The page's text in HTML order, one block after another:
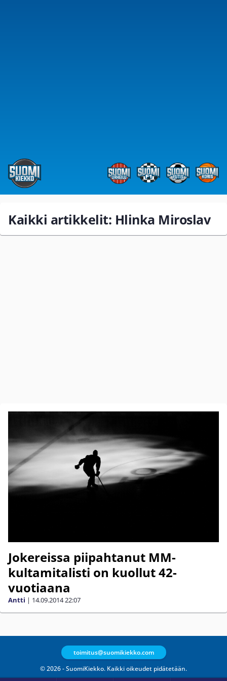
Kaikki artikkelit: Hlinka Miroslav
Jokereissa piipahtanut MM-
kultamitalisti on kuollut 42-
vuotiaana
Antti | 14.09.201422:07
© 2026 - SuomiKiekko. Kaikki oikeudet pidätetään.
toimitus@suomikiekko.com